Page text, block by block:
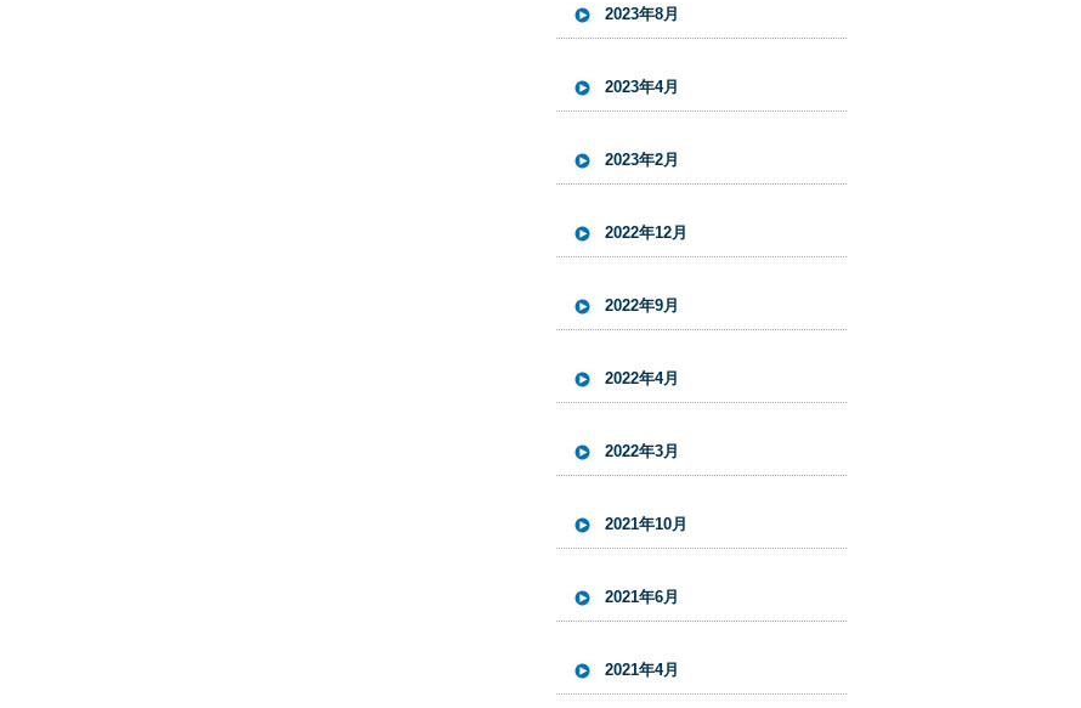
2023年8月
2023年4月
2023年2月
2022年12月
2022年9月
2022年4月
2022年3月
2021年10月
2021年6月
2021年4月